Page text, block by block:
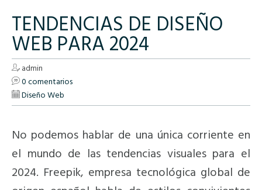
TENDENCIAS DE DISEÑO
WEB PARA 2024
admin
0 comentarios
Diseño Web
No podemos hablar de una única corriente en
el mundo de las tendencias visuales para el
2024. Freepik, empresa tecnológica global de